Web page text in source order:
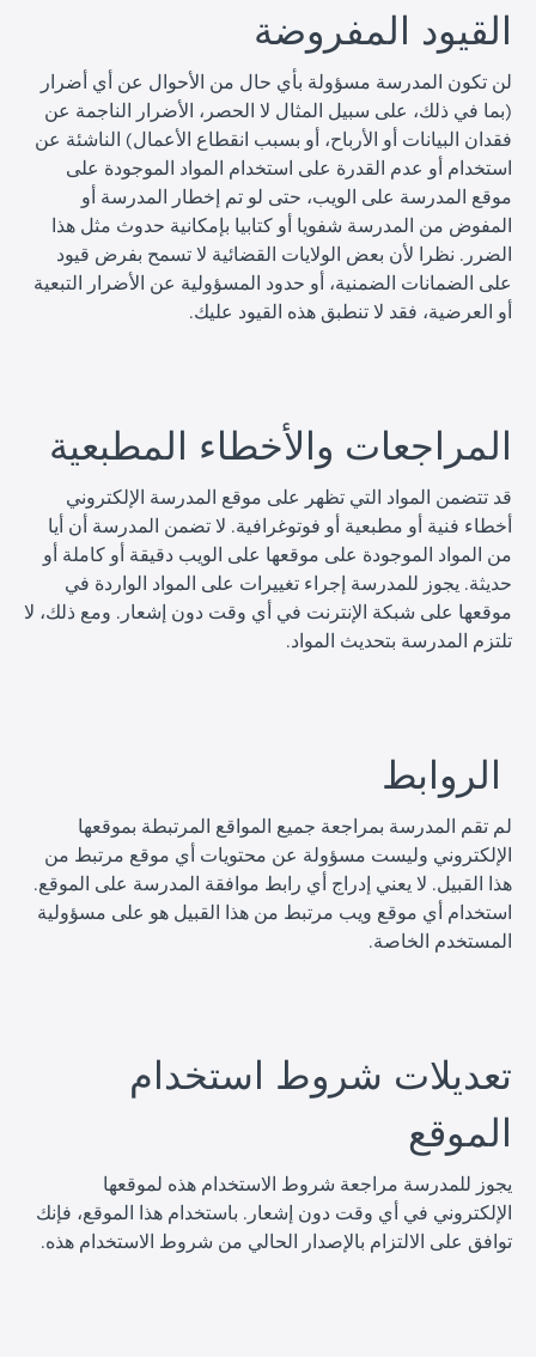
القيود المفروضة
لن تكون المدرسة مسؤولة بأي حال من الأحوال عن أي أضرار
(بما في ذلك، على سبيل المثال لا الحصر، الأضرار الناجمة عن
فقدان البيانات أو الأرباح، أو بسبب انقطاع الأعمال) الناشئة عن
استخدام أو عدم القدرة على استخدام المواد الموجودة على
موقع المدرسة على الويب، حتى لو تم إخطار المدرسة أو
المفوض من المدرسة شفويا أو كتابيا بإمكانية حدوث مثل هذا
الضرر. نظرا لأن بعض الولايات القضائية لا تسمح بفرض قيود
على الضمانات الضمنية، أو حدود المسؤولية عن الأضرار التبعية
أو العرضية، فقد لا تنطبق هذه القيود عليك.
المراجعات والأخطاء المطبعية
قد تتضمن المواد التي تظهر على موقع المدرسة الإلكتروني
أخطاء فنية أو مطبعية أو فوتوغرافية. لا تضمن المدرسة أن أيا
من المواد الموجودة على موقعها على الويب دقيقة أو كاملة أو
حديثة. يجوز للمدرسة إجراء تغييرات على المواد الواردة في
موقعها على شبكة الإنترنت في أي وقت دون إشعار. ومع ذلك، لا
تلتزم المدرسة بتحديث المواد.
لم تقم المدرسة بمراجعة جميع المواقع المرتبطة بموقعها
الإلكتروني وليست مسؤولة عن محتويات أي موقع مرتبط من
هذا القبيل. لا يعني إدراج أي رابط موافقة المدرسة على الموقع.
استخدام أي موقع ويب مرتبط من هذا القبيل هو على مسؤولية
المستخدم الخاصة.
تعديلات شروط استخدام
الموقع
يجوز للمدرسة مراجعة شروط الاستخدام هذه لموقعها
الإلكتروني في أي وقت دون إشعار. باستخدام هذا الموقع، فإنك
توافق على الالتزام بالإصدار الحالي من شروط الاستخدام هذه.